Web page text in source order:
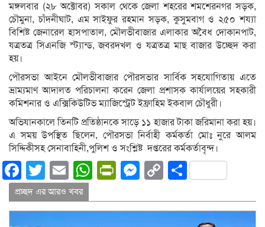
মঙ্গলবার (২৮ অক্টোবর) সকাল থেকে জেলা শহরের শমশেরনগর সড়ক,
চৌমুনা, চাঁদনীঘাট, এম সাইফুর রহমান সড়ক, কুসুমবাগ ও ২৫০ শয্যা
বিশিষ্ট জেনারেল হাসপাতাল, মৌলভীবাজার এলাকার অবৈধ দোকানপাট,
যত্রতত্র সিএনজি স্ট্যান্ড, জবরদখল ও যত্রতত্র মাছ বাজার উচ্ছেদ করা
হয়।
পৌরসভা আইনে মৌলভীবাজার পৌরসভার সার্বিক সহযোগিতায় এতে
ভ্রাম্যমাণ আদালত পরিচালনা করেন জেলা প্রশাসক কার্যালয়ের সহকারী
কমিশনার ও এক্সিকিউটিভ ম্যাজিস্ট্রেট ইফ্রাহিম ইকবাল চৌধুরী।
অভিযানকালে তিনটি প্রতিষ্ঠানকে সাড়ে ১১ হাজার টাকা জরিমানা করা হয়।
এ সময় উপস্থিত ছিলেন, পৌরসভা নির্বাহী কর্মকর্তা মোঃ নুরে আলম
সিদ্দিকীসহ সেনাবাহিনী,পুলিশ ও সংশ্লিষ্ট দপ্তরের কর্মকর্তাবৃন্দ।
Facebook
Twitter
EmailWhatsApp
PrintFriendly
Messenger
CopyShare
প্রচ্ছদ এর আরও খবর